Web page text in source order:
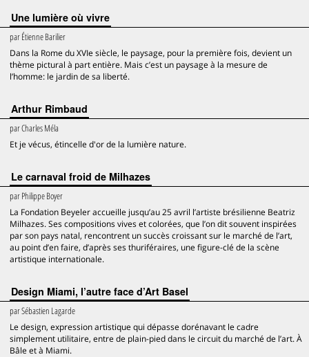
Une lumière où vivre
parÉtienne Barilier
Dans la Rome du XVIe siècle, le paysage, pour la première fois, devient un
thème pictural à part entière. Mais c’est un paysage à la mesure de
l’homme: le jardin de sa liberté.
Arthur Rimbaud
parCharles Méla
Et je vécus, étincelle d'or de la lumière nature.
Le carnaval froid de Milhazes
parPhilippe Boyer
La Fondation Beyeler accueille jusqu’au 25 avril l’artiste brésilienne Beatriz
Milhazes. Ses compositions vives et colorées, que l’on dit souvent inspirées
par son pays natal, rencontrent un succès croissant sur le marché de l’art,
au point d’en faire, d’après ses thuriféraires, une figure-clé de la scène
artistique internationale.
Design Miami, l’autre face d’Art Basel
parSébastien Lagarde
Le design, expression artistique qui dépasse dorénavant le cadre
simplement utilitaire, entre de plain-pied dans le circuit du marché de l’art. À
Bâle et à Miami.